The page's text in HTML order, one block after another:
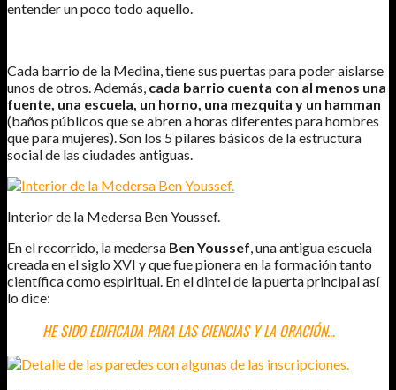
entender un poco todo aquello.
Cada barrio de la Medina, tiene sus puertas para poder aislarse
unos de otros. Además, cada barrio cuenta con al menos una
fuente, una escuela, un horno, una mezquita y un hamman
(baños públicos que se abren a horas diferentes para hombres
que para mujeres). Son los 5 pilares básicos de la estructura
social de las ciudades antiguas.
Interior de la Medersa Ben Youssef.
En el recorrido, la medersa Ben Youssef, una antigua escuela
creada en el siglo XVI y que fue pionera en la formación tanto
científica como espiritual. En el dintel de la puerta principal así
lo dice:
HE SIDO EDIFICADA PARA LAS CIENCIAS Y LA ORACIÓN…